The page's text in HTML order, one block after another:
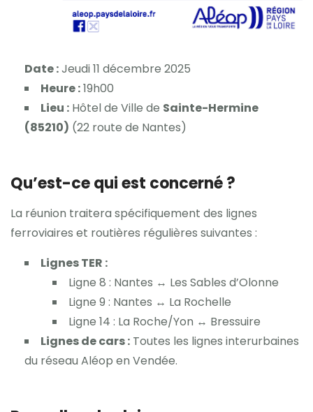
Date :Jeudi 11 décembre 2025
Heure :19h00
Lieu : Hôtel de Ville de Sainte-Hermine
(85210) (22 route de Nantes)
Qu’est-ce qui est concerné ?
La réunion traitera spécifiquement des lignes
ferroviaires et routières régulières suivantes :
Lignes TER :
Ligne 8 : Nantes ↔ Les Sables d’Olonne
Ligne 9 : Nantes ↔ La Rochelle
Ligne 14 : La Roche/Yon ↔ Bressuire
Lignes de cars : Toutes les lignes interurbaines
du réseau Aléop en Vendée.